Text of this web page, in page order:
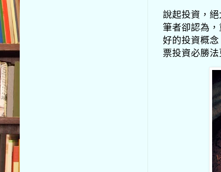
說起投資，
筆者卻認為
好的投資概
票投資必勝